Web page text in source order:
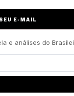
E-MAIL
e análises do